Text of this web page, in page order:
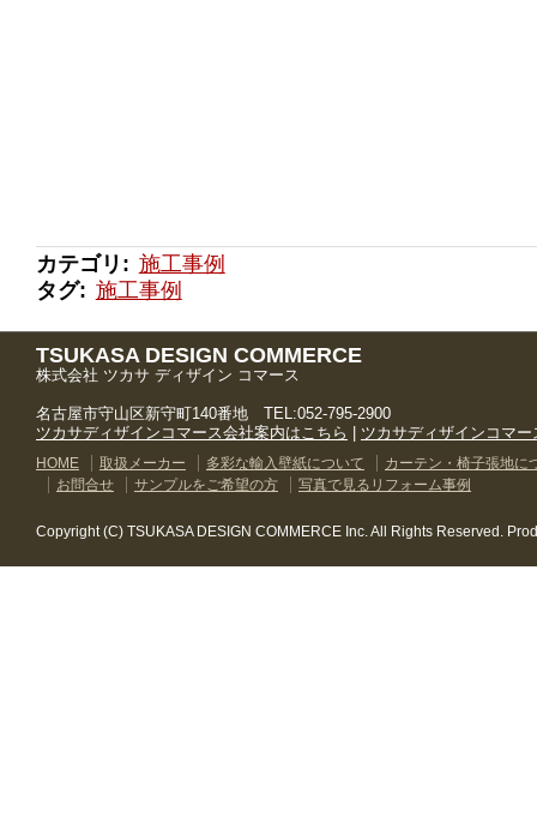
カテゴリ : 施工事例
タグ: 施工事例
TSUKASA DESIGN COMMERCE
株式会社 ツカサ ディザイン コマース
名古屋市守山区新守町140番地 TEL:052-795-2900
ツカサディザインコマース会社案内はこちら
ツカサディザインコマ
HOME 取扱メーカー 多彩な輸入壁紙について
カーテン・椅子張地に
お問合せ
サンプルをご希望の方 写真で見るリフォーム事例
Copyright (C) TSUKASA DESIGN COMMERCE Inc. All Rights Reserved.